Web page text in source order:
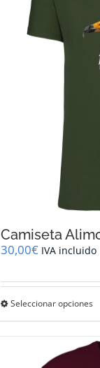
Camiseta
30,00€ IVA incluido
Seleccionar opciones